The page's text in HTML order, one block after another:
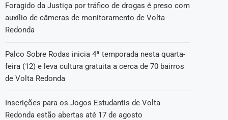
Foragido da Justiça por tráfico de drogas é preso com
auxílio de câmeras de monitoramento de Volta
Redonda
Palco Sobre Rodas inicia 4ª temporada nesta quarta-
feira (12) e leva cultura gratuita a cerca de 70 bairros
de Volta Redonda
Inscrições para os Jogos Estudantis de Volta
Redonda estão abertas até 17 de agosto